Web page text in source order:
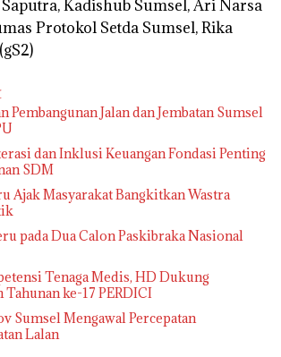
Kadishub Sumsel, Ari Narsa
Protokol Setda Sumsel, Rika
Pembangunan Jalan dan Jembatan Sumsel
SDM
Ajak Masyarakat Bangkitkan Wastra
pada Dua Calon Paskibraka Nasional
Tenaga Medis, HD Dukung
ke-17 PERDICI
Mengawal Percepatan
Lalan